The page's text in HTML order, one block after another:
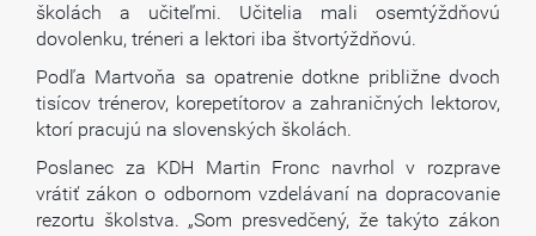
školách a učiteľmi. Učitelia mali osemtýždňovú
dovolenku, tréneri a lektori iba štvortýždňovú.
Podľa Martvoňa sa opatrenie dotkne približne dvoch
tisícov trénerov, korepetítorov a zahraničných lektorov,
ktorí pracujú na slovenských školách.
Poslanec za KDH Martin Fronc navrhol v rozprave
vrátiť zákon o odbornom vzdelávaní na dopracovanie
rezortu školstva. „Som presvedčený, že takýto zákon